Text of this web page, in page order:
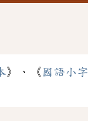
》、《 國語小字